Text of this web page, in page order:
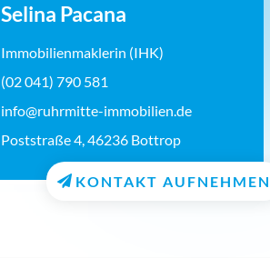
Selina Pacana
Immobilienmaklerin (IHK)
(02 041) 790 581
info@ruhrmitte-immobilien.de
Poststraße 4, 46236 Bottrop
KONTAKT AUFNEHMEN